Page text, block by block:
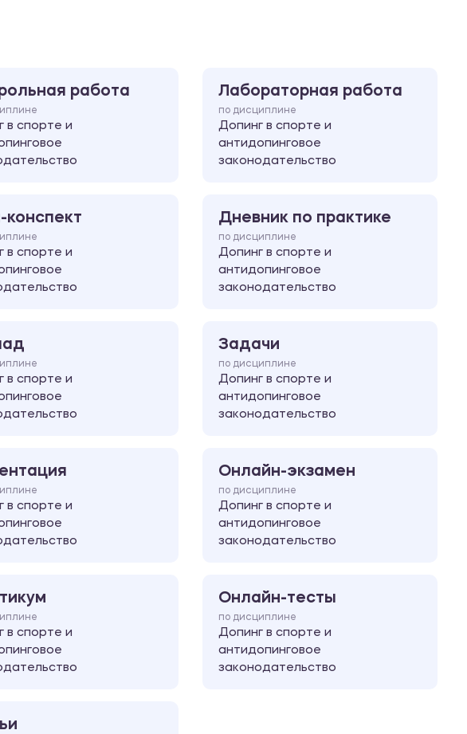
работа
в спорте и
Лабораторная работа
по дисциплине
Допинг в спорте и
антидопинговое
законодательство
конспект
в спорте и
Дневник по практике
по дисциплине
Допинг в спорте и
антидопинговое
законодательство
в спорте и
Задачи
по дисциплине
Допинг в спорте и
антидопинговое
законодательство
в спорте и
Онлайн-экзамен
по дисциплине
Допинг в спорте и
антидопинговое
законодательство
в спорте и
Онлайн-тесты
по дисциплине
Допинг в спорте и
антидопинговое
законодательство